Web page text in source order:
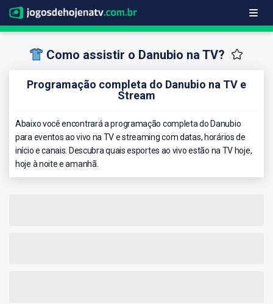
Como assistir o Danubio na TV?
Programação completa do Danubio na TV e
Stream
Abaixo você encontrará a programação completa do Danubio
para eventos ao vivo na TV e streaming com datas, horários de
início e canais. Descubra quais esportes ao vivo estão na TV hoje,
hoje à noite e amanhã.